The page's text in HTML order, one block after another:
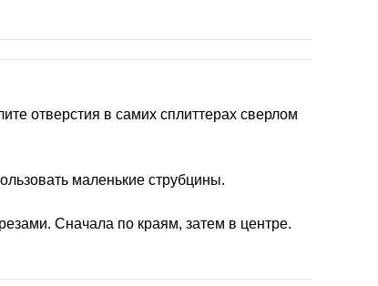
отверстия в самих сплиттерах сверлом
маленькие струбцины.
Сначала по краям, затем в центре.